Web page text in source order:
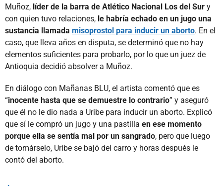
Muñoz, líder de la barra de Atlético Nacional Los del Sur y
con quien tuvo relaciones, le habría echado en un jugo una
sustancia llamada misoprostol para inducir un aborto. En el
caso, que lleva años en disputa, se determinó que no hay
elementos suficientes para probarlo, por lo que un juez de
Antioquia decidió absolver a Muñoz.
En diálogo con Mañanas BLU, el artista comentó que es
“inocente hasta que se demuestre lo contrario” y aseguró
que él no le dio nada a Uribe para inducir un aborto. Explicó
que sí le compró un jugo y una pastilla en ese momento
porque ella se sentía mal por un sangrado, pero que luego
de tomárselo, Uribe se bajó del carro y horas después le
contó del aborto.